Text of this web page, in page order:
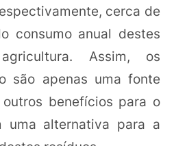
cerca de
consumo anual destes
Assim, os
são apenas uma fonte
benefícios para o
uma alternativa para a